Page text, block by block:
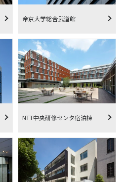
帝京大学総合武道館
NTT中央研修センタ宿泊棟